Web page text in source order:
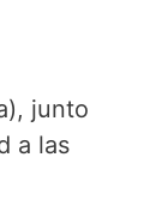
junto
a las